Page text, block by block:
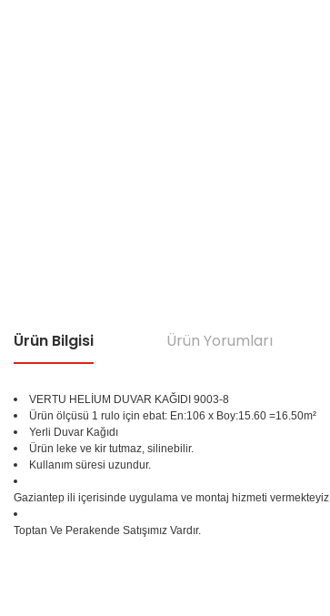
Ürün Bilgisi Ürün Yorumları
VERTU HELİUM DUVAR KAĞIDI 9003-8
Ürün ölçüsü 1 rulo için ebat: En:106 x Boy:15.60 =16.50m²
Yerli Duvar Kağıdı
Ürün leke ve kir tutmaz, silinebilir.
Kullanım süresi uzundur.
Gaziantep ili içerisinde uygulama ve montaj hizmeti
Toptan Ve Perakende Satışımız Vardır.
Bu ürünün fiyat bilgisi, resim, ürün açıklamalarında